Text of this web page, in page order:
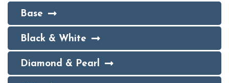
Base
Black & White
Diamond & Pearl